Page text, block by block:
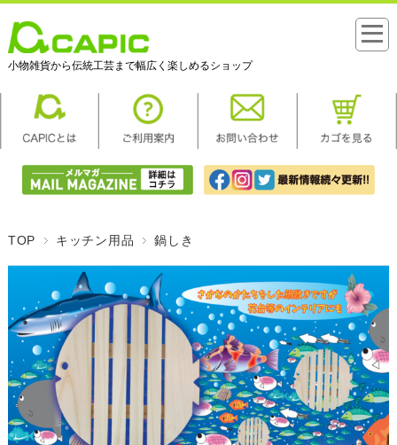
小物雑貨から伝統工芸まで幅広く楽しめるショップ
TOP キッチン用品 鍋しき